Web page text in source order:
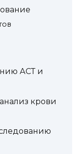
АСТ и
крови